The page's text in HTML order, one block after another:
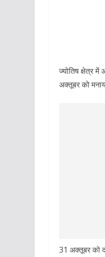
ज्योतिष क्षेत्र में
अक्तूबर को
31 अक्तूबर को